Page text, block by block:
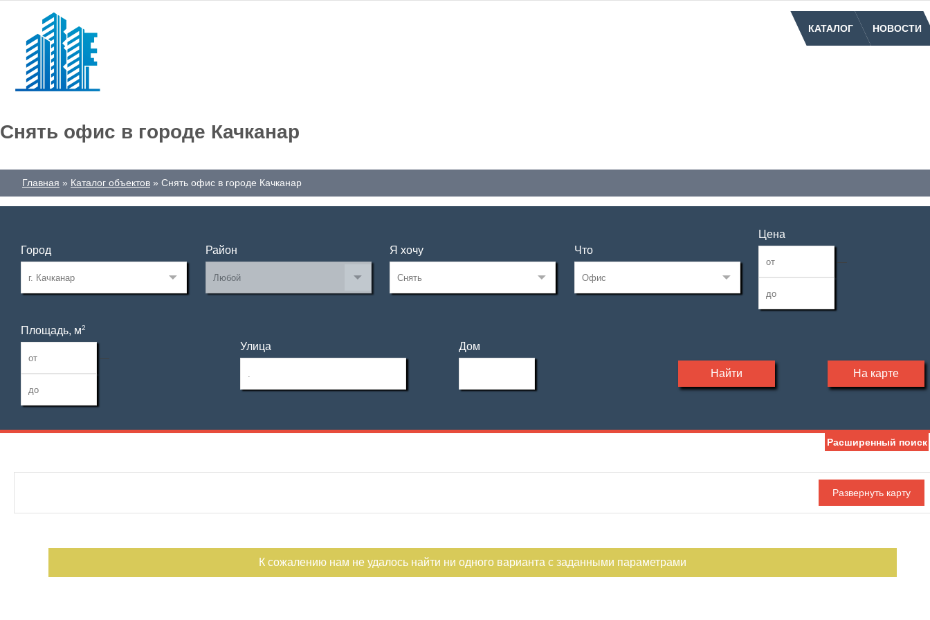
КАТАЛОГ НОВОСТИ
Снять офис в городе Качканар
Главная Каталог объектов Снять офис в городе Качканар
Город Район Я хочу Что
Цена
—
Площадь, м2
—
Улица Дом
Найти На карте
Отдельный вход
Расширенный поиск
К сожалению нам не удалось найти ни одного варианта с заданными параметрами